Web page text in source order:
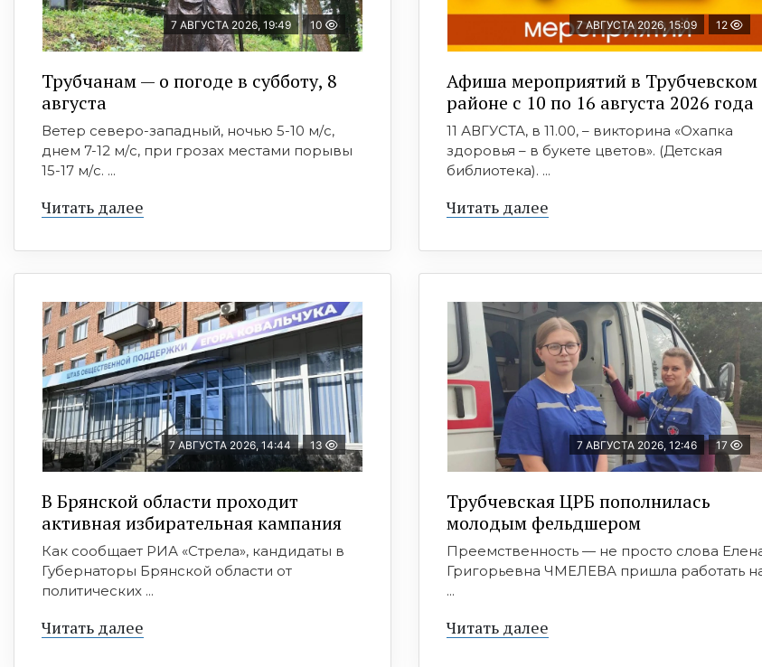
7 АВГУСТА 2026, 19:49 10
Трубчанам — о погоде в субботу, 8
августа
Ветер северо-западный, ночью 5-10 м/с,
днем 7-12 м/с, при грозах местами порывы
15-17 м/с. ...
Читать далее
7 АВГУСТА 2026, 15:09 12
Афиша мероприятий в Трубчевском
районе с 10 по 16 августа 2026 года
11 АВГУСТА, в 11.00, – викторина «Охапка
здоровья – в букете цветов». (Детская
библиотека). ...
Читать далее
7 АВГУСТА 2026, 14:44 13
В Брянской области проходит
активная избирательная кампания
Как сообщает РИА «Стрела», кандидаты в
Губернаторы Брянской области от
политических ...
Читать далее
7 АВГУСТА 2026, 12:46 17
Трубчевская ЦРБ пополнилась
молодым фельдшером
Преемственность — не просто слова
Григорьевна ЧМЕЛЕВА пришла работать
...
Читать далее